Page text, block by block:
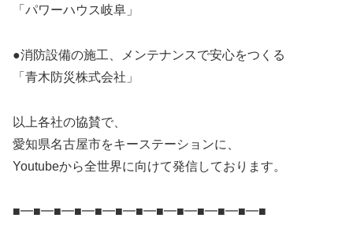
「パワーハウス岐阜」
●消防設備の施工、メンテナンスで安心をつくる
「青木防災株式会社」
以上各社の協賛で、
愛知県名古屋市をキーステーションに、
Youtubeから全世界に向けて発信しております。
■━■━■━■━■━■━■━■━■━■━■━■━■